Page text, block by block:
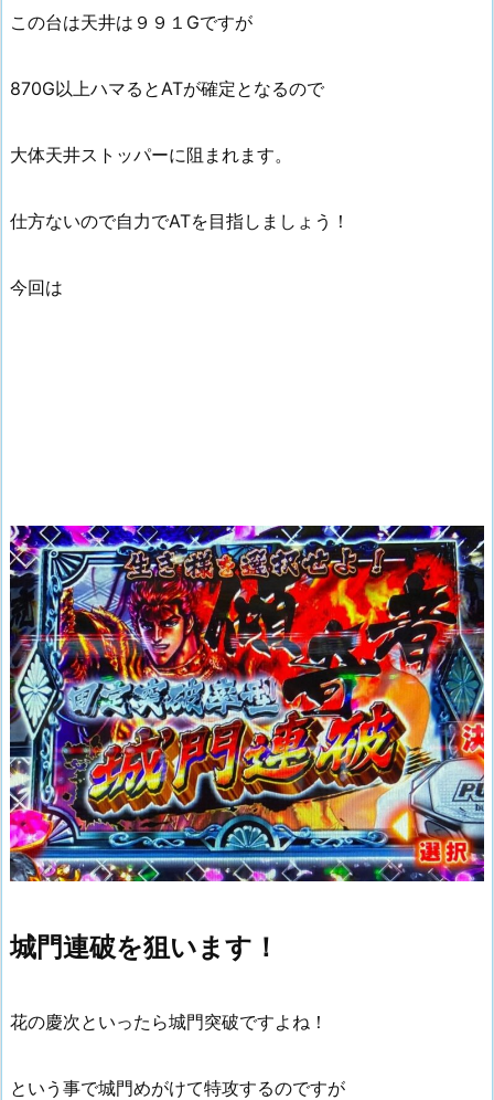
この台は天井は９９１Gですが
870G以上ハマるとATが確定となるので
大体天井ストッパーに阻まれます。
仕方ないので自力でATを目指しましょう！
今回は
城門連破を狙います！
花の慶次といったら城門突破ですよね！
という事で城門めがけて特攻するのですが